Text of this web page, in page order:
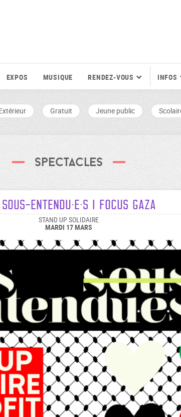
EXPOS MUSIQUE RENDEZ-VOUS INFOS
Gratuit Jeune public
Spectacles
SOUS-ENTENDU·E·S I FOCUS GAZA
STAND UP SOLIDAIRE
MARDI 17 MARS